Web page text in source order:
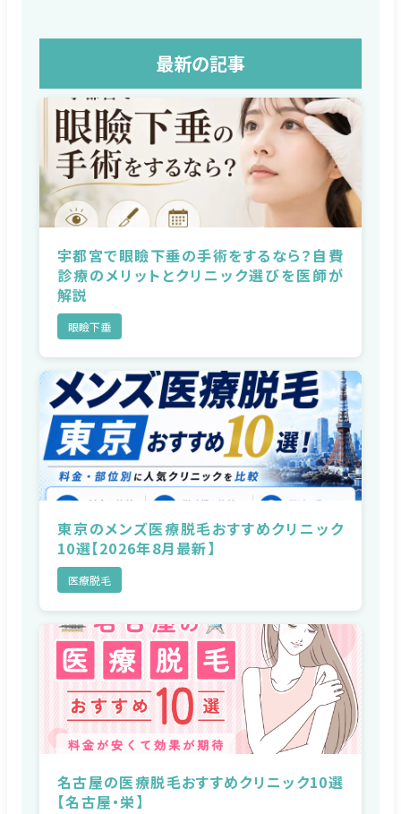
最新の記事
宇都宮で眼瞼下垂の手術をするなら？自費
診療のメリットとクリニック選びを医師が
解説
眼瞼下垂
東京のメンズ医療脱毛おすすめクリニック
10選【2026年8月最新】
医療脱毛
名古屋の医療脱毛おすすめクリニック10選
【名古屋・栄】